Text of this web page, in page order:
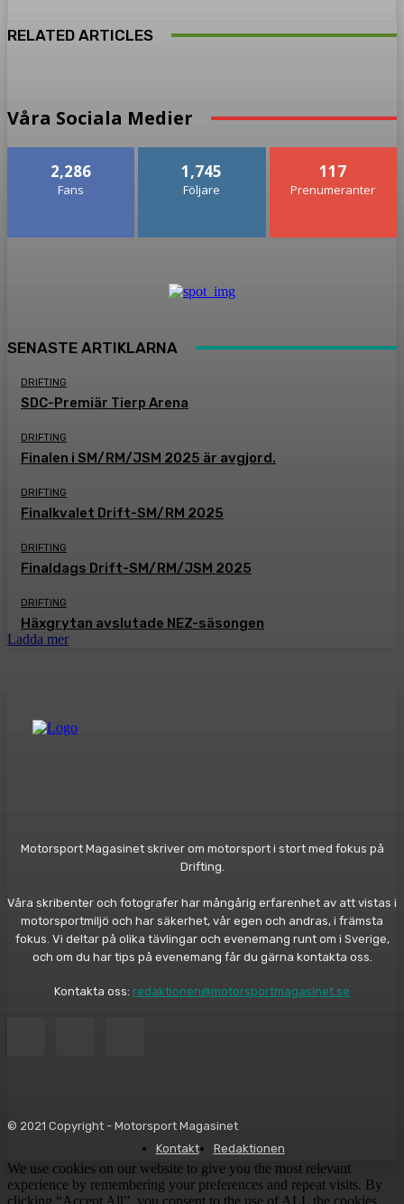
RELATED ARTICLES
Våra Sociala Medier
2,286
Fans
1,745
Följare
117
Prenumeranter
SENASTE ARTIKLARNA
DRIFTING
SDC-Premiär Tierp Arena
DRIFTING
Finalen i SM/RM/JSM 2025 är avgjord.
DRIFTING
Finalkvalet Drift-SM/RM 2025
DRIFTING
Finaldags Drift-SM/RM/JSM 2025
DRIFTING
Häxgrytan avslutade NEZ-säsongen
Ladda mer
Motorsport Magasinet skriver om motorsport i stort med fokus på
Drifting.
Våra skribenter och fotografer har mångårig erfarenhet av att vistas i
motorsportmiljö och har säkerhet, vår egen och andras, i främsta
fokus. Vi deltar på olika tävlingar och evenemang runt om i Sverige,
och om du har tips på evenemang får du gärna kontakta oss.
Kontakta oss: redaktionen@motorsportmagasinet.se
© 2021 Copyright - Motorsport Magasinet
Kontakt
Redaktionen
We use cookies on our website to give you the most relevant
experience by remembering your preferences and repeat visits. By
clicking “Accept All”, you consent to the use of ALL the cookies.